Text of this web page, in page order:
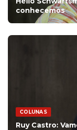
conhecemos
COLUNAS
Ruy Castro: